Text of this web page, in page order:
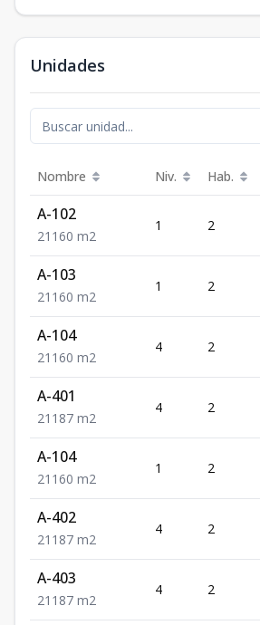
Unidades
Nombre Niv. Hab.
A-102
21 1 60 m2
1 2
A-103
21 1 60 m2
1 2
A-104
21 1 60 m2
4 2
A-401
21 1 87 m2
4 2
A-104
21 1 60 m2
1 2
A-402
21 1 87 m2
4 2
A-403
21 1 87 m2
4 2